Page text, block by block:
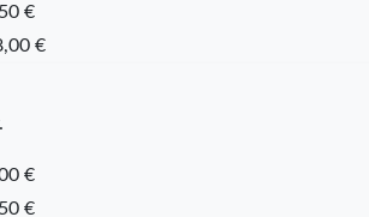
€
€
€
€